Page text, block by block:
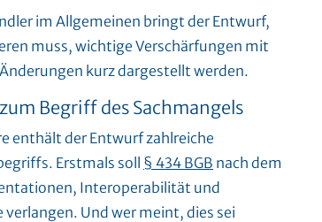
im Allgemeinen bringt der Entwurf,
muss, wichtige Verschärfungen mit
kurz dargestellt werden.
Begriff des Sachmangels
enthält der Entwurf zahlreiche
Erstmals soll § 434 BGB nach dem
Interoperabilität und
Und wer meint, dies sei